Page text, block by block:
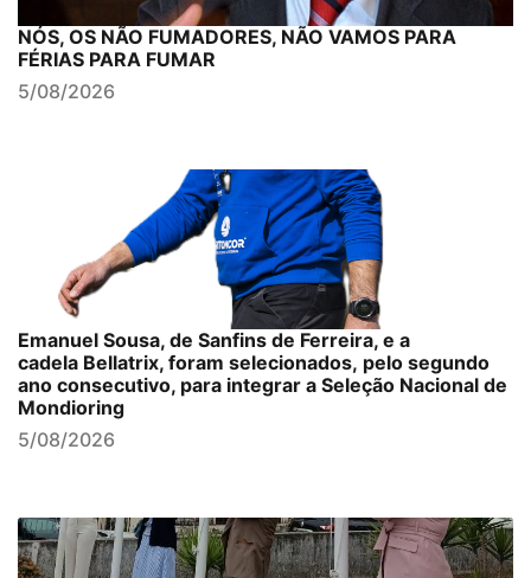
NÓS, OS NÃO FUMADORES, NÃO VAMOS PARA
FÉRIAS PARA FUMAR
5/08/2026
Emanuel Sousa, de Sanfins de Ferreira, e a
cadela Bellatrix, foram selecionados, pelo segundo
ano consecutivo, para integrar a Seleção Nacional de
Mondioring
5/08/2026